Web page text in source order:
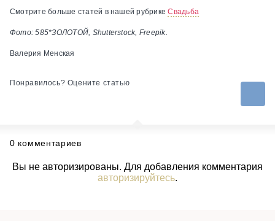
Смотрите больше статей в нашей рубрикеСвадьба
Фото: 585*ЗОЛОТОЙ, Shutterstock, Freepik.
Валерия Менская
Понравилось? Оцените статью
0 комментариев
Вы не авторизированы. Для добавления комментария
авторизируйтесь.